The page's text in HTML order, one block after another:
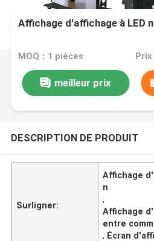
Affichage d'affichage à LED
MOQ：1 pièces
meilleur prix
DESCRIPTION DE PRODUIT
Surligner:
Affichage
n
,
Affichage
entre
, Écran